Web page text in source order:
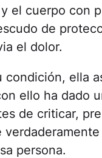
el cuerpo con
de
el dolor.
condición, ella
ello ha dado
de criticar,
persona.